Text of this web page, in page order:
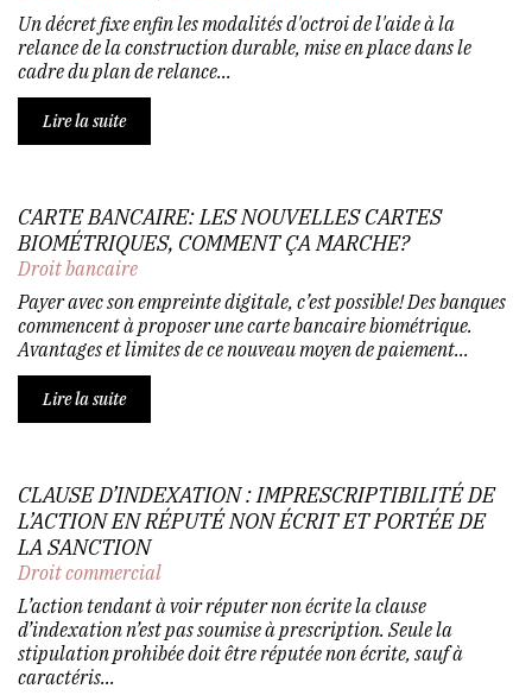
Un décret fixe enfin les modalités d'octroi de l'aide à la
relance de la construction durable, mise en place dans le
cadre du plan de relance...
Lire la suite
CARTE BANCAIRE: LES NOUVELLES CARTES
BIOMÉTRIQUES, COMMENT ÇA MARCHE?
Droit bancaire
Payer avec son empreinte digitale, c’est possible! Des banques
commencent à proposer une carte bancaire biométrique.
Avantages et limites de ce nouveau moyen de paiement...
Lire la suite
CLAUSE D’INDEXATION : IMPRESCRIPTIBILITÉ DE
L’ACTION EN RÉPUTÉ NON ÉCRIT ET PORTÉE DE
LA SANCTION
Droit commercial
L’action tendant à voir réputer non écrite la clause
d’indexation n’est pas soumise à prescription. Seule la
stipulation prohibée doit être réputée non écrite, sauf à
caractéris...